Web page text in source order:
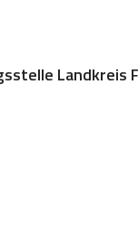
Landkreis